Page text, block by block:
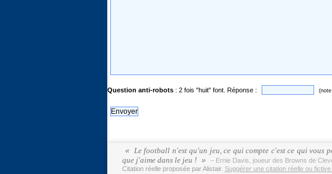
Question anti-robots: 2 fois "huit" font. Réponse :
Le football n'est qu'un jeu, ce qui compte c'est ce qui vous
que j'aime dans le jeu !
– Ernie Davis, joueur des Browns de
Citation réelle proposée par Alistair. Suggérer une citation réelle ou